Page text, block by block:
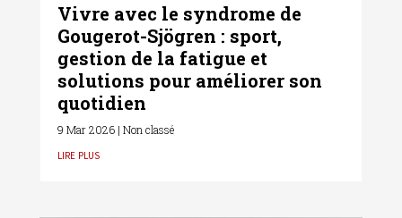
Vivre avec le syndrome de
Gougerot-Sjögren : sport,
gestion de la fatigue et
solutions pour améliorer son
quotidien
9 Mar 2026| Non classé
lire plus